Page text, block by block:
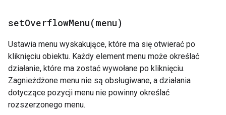
setOverflowMenu(menu)
Ustawia menu wyskakujące, które ma się otwierać po
kliknięciu obiektu. Każdy element menu może określać
działanie, które ma zostać wywołane po kliknięciu.
Zagnieżdżone menu nie są obsługiwane, a działania
dotyczące pozycji menu nie powinny określać
rozszerzonego menu.